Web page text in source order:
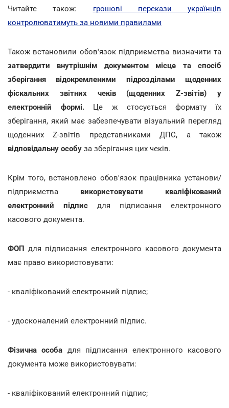
Читайте також: грошові перекази українців
контролюватимуть за новими правилами
Також встановили обов'язок підприємства визначити та
затвердити внутрішнім документом місце та спосіб
зберігання відокремленими підрозділами щоденних
фіскальних звітних чеків (щоденних Z-звітів) у
електронній формі. Це ж стосується формату їх
зберігання, який має забезпечувати візуальний перегляд
щоденних Z-звітів представниками ДПС, а також
відповідальну особу за зберігання цих чеків.
Крім того, встановлено обов'язок працівника установи/
підприємства використовувати кваліфікований
електронний підпис для підписання електронного
касового документа.
ФОПдля підписання електронного касового документа
має право використовувати:
- кваліфікований електронний підпис;
- удосконалений електронний підпис.
Фізична особа для підписання електронного касового
документа може використовувати:
- кваліфікований електронний підпис;